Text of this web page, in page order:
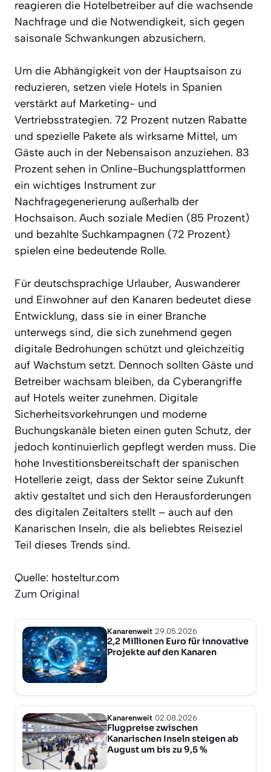
reagieren die Hotelbetreiber auf die wachsende
Nachfrage und die Notwendigkeit, sich gegen
saisonale Schwankungen abzusichern.
Um die Abhängigkeit von der Hauptsaison zu
reduzieren, setzen viele Hotels in Spanien
verstärkt auf Marketing- und
Vertriebsstrategien. 72 Prozent nutzen Rabatte
und spezielle Pakete als wirksame Mittel, um
Gäste auch in der Nebensaison anzuziehen. 83
Prozent sehen in Online-Buchungsplattformen
ein wichtiges Instrument zur
Nachfragegenerierung außerhalb der
Hochsaison. Auch soziale Medien (85 Prozent)
und bezahlte Suchkampagnen (72 Prozent)
spielen eine bedeutende Rolle.
Für deutschsprachige Urlauber, Auswanderer
und Einwohner auf den Kanaren bedeutet diese
Entwicklung, dass sie in einer Branche
unterwegs sind, die sich zunehmend gegen
digitale Bedrohungen schützt und gleichzeitig
auf Wachstum setzt. Dennoch sollten Gäste und
Betreiber wachsam bleiben, da Cyberangriffe
auf Hotels weiter zunehmen. Digitale
Sicherheitsvorkehrungen und moderne
Buchungskanäle bieten einen guten Schutz, der
jedoch kontinuierlich gepflegt werden muss. Die
hohe Investitionsbereitschaft der spanischen
Hotellerie zeigt, dass der Sektor seine Zukunft
aktiv gestaltet und sich den Herausforderungen
des digitalen Zeitalters stellt – auch auf den
Kanarischen Inseln, die als beliebtes Reiseziel
Teil dieses Trends sind.
Quelle: hosteltur.com
Zum Original
Kanarenweit 29.05.2026
2,2 Millionen Euro für innovative
Projekte auf den Kanaren
Kanarenweit 02.08.2026
Flugpreise zwischen
Kanarischen Inseln steigen ab
August um bis zu 9,5 %